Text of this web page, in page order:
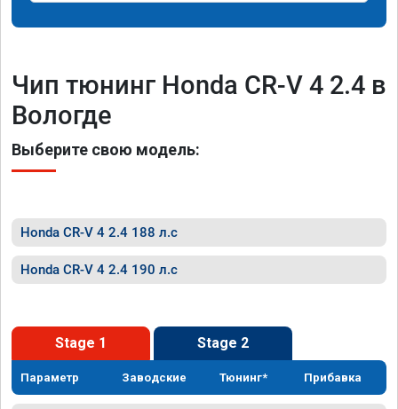
Чип тюнинг Honda CR-V 4 2.4 в
Вологде
Выберите свою модель:
Honda CR-V 4 2.4 188 л.с
Honda CR-V 4 2.4 190 л.с
Stage 1 Stage 2
Параметр Заводские Тюнинг* Прибавка